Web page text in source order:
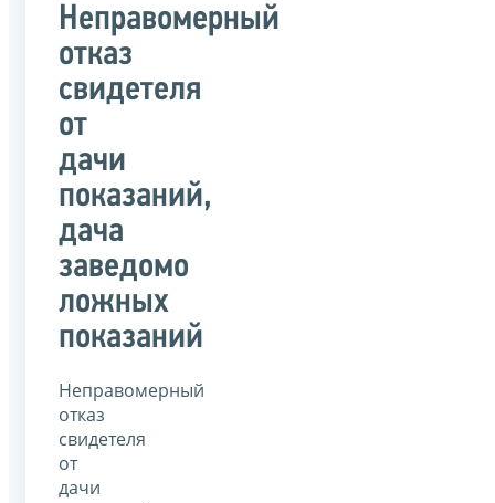
Неправомерный
отказ
свидетеля
от
дачи
показаний,
дача
заведомо
ложных
показаний
Неправомерный
отказ
свидетеля
от
дачи